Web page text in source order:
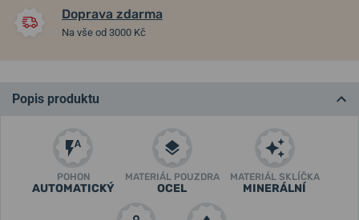
Doprava zdarma
Na vše od 3000 Kč
Popis produktu
POHON
AUTOMATICKÝ
MATERIÁL POUZDRA
OCEL
MATERIÁL SKLÍČKA
MINERÁLNÍ